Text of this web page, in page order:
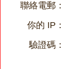
聯絡電郵：
你的 IP：
驗證碼：